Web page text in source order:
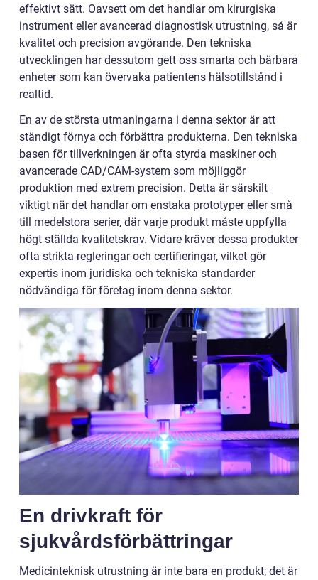
effektivt sätt. Oavsett om det handlar om kirurgiska
instrument eller avancerad diagnostisk utrustning, så är
kvalitet och precision avgörande. Den tekniska
utvecklingen har dessutom gett oss smarta och bärbara
enheter som kan övervaka patientens hälsotillstånd i
realtid.
En av de största utmaningarna i denna sektor är att
ständigt förnya och förbättra produkterna. Den tekniska
basen för tillverkningen är ofta styrda maskiner och
avancerade CAD/CAM-system som möjliggör
produktion med extrem precision. Detta är särskilt
viktigt när det handlar om enstaka prototyper eller små
till medelstora serier, där varje produkt måste uppfylla
högt ställda kvalitetskrav. Vidare kräver dessa produkter
ofta strikta regleringar och certifieringar, vilket gör
expertis inom juridiska och tekniska standarder
nödvändiga för företag inom denna sektor.
En drivkraft för
sjukvårdsförbättringar
Medicinteknisk utrustning är inte bara en produkt; det är